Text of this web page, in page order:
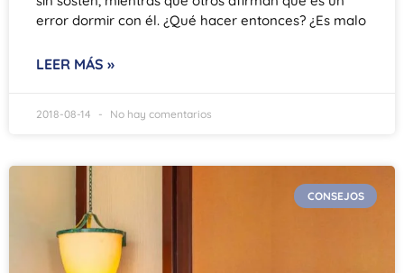
error dormir con él. ¿Qué hacer entonces? ¿Es malo
LEER MÁS »
2018-08-14 No hay comentarios
CONSEJOS